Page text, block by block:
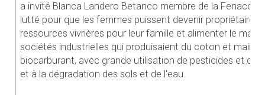
a invité Blanca Landero Betanco membre de la
lutté pour que les femmes puissent devenir propriétaires
ressources vivrières pour leur famille et alimenter le
sociétés industrielles qui produisaient du coton et
biocarburant, avec grande utilisation de pesticides et
et à la dégradation des sols et de l'eau.